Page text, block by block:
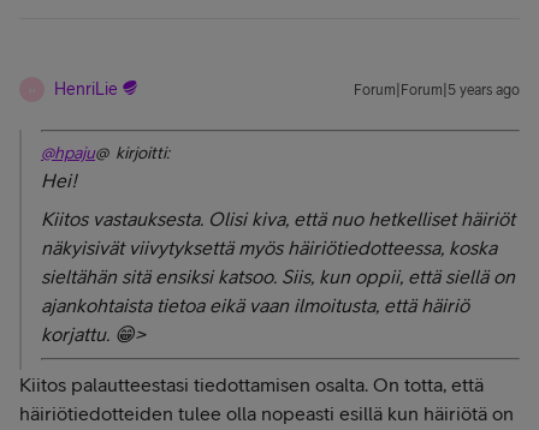
HenriLie Forum|Forum|5 years ago
@hpaju@ kirjoitti:
Hei!
Kiitos vastauksesta. Olisi kiva, että nuo hetkelliset häiriöt
näkyisivät viivytyksettä myös häiriötiedotteessa, koska
sieltähän sitä ensiksi katsoo. Siis, kun oppii, että siellä on
ajankohtaista tietoa eikä vaan ilmoitusta, että häiriö
korjattu. 😁>
Kiitos palautteestasi tiedottamisen osalta. On totta, että
häiriötiedotteiden tulee olla nopeasti esillä kun häiriötä on